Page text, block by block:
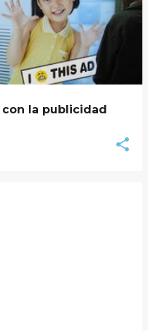
la publicidad